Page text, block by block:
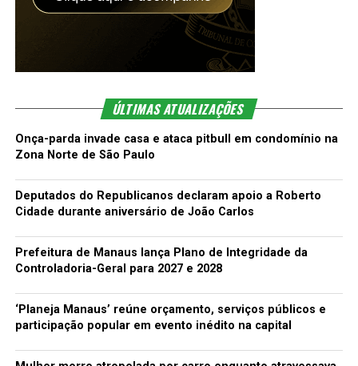
ÚLTIMAS ATUALIZAÇÕES
Onça-parda invade casa e ataca pitbull em condomínio na
Zona Norte de São Paulo
Deputados do Republicanos declaram apoio a Roberto
Cidade durante aniversário de João Carlos
Prefeitura de Manaus lança Plano de Integridade da
Controladoria-Geral para 2027 e 2028
‘Planeja Manaus’ reúne orçamento, serviços públicos e
participação popular em evento inédito na capital